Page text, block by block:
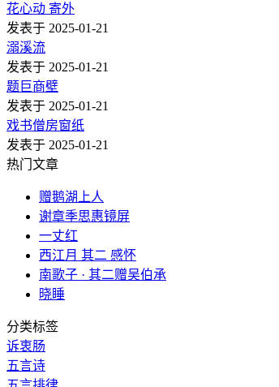
花心动 寄外
发表于 2025-01-21
溺溪流
发表于 2025-01-21
题巨商壁
发表于 2025-01-21
戏书僧房窗纸
发表于 2025-01-21
热门文章
赠鹅湖上人
谢章季思惠镜屏
一丈红
西江月 其二 感怀
南歌子 · 其二赠吴伯承
晓睡
分类标签
诉衷肠
五言诗